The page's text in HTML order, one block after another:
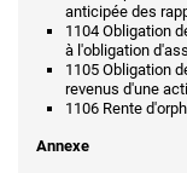
anticipée des
1104 Obligation
à l'obligation
1105 Obligation
revenus d'une
1106 Rente
Annexe